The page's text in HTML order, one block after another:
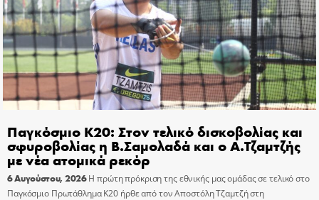
Παγκόσμιο Κ20: Στον τελικό δισκοβολίας και
σφυροβολίας η Β.Σαμολαδά και ο Α.Τζαμτζής
με νέα ατομικά ρεκόρ
6 Αυγούστου, 2026 Η πρώτη πρόκριση της εθνικής μας ομάδας σε τελικό στο
Παγκόσμιο Πρωτάθλημα Κ20 ήρθε από τον Αποστόλη Τζαμτζή στη